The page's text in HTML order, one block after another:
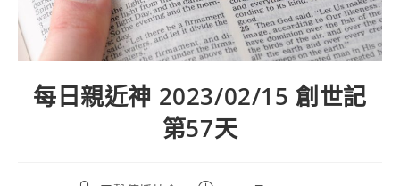
每日親近神 2023/02/15 創世記
第57天